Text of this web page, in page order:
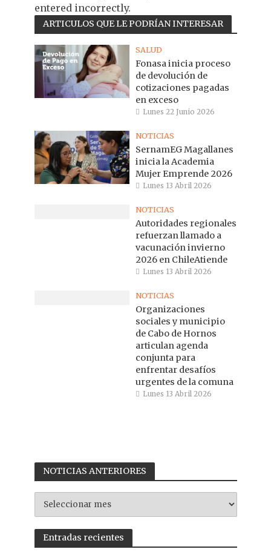
entered incorrectly.
ARTICULOS QUE LE PODRÍAN INTERESAR
SALUD
Fonasa inicia proceso
de devolución de
cotizaciones pagadas
en exceso
Lunes 22 Junio 2026
NOTICIAS
SernamEG Magallanes
inicia la Academia
Mujer Emprende 2026
Lunes 13 Abril 2026
NOTICIAS
Autoridades regionales
refuerzan llamado a
vacunación invierno
2026 en ChileAtiende
Lunes 13 Abril 2026
NOTICIAS
Organizaciones
sociales y municipio
de Cabo de Hornos
articulan agenda
conjunta para
enfrentar desafíos
urgentes de la comuna
Lunes 13 Abril 2026
NOTICIAS ANTERIORES
ANTERIORES
Entradas recientes